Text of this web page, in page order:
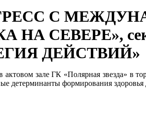
С
НА СЕВЕРЕ»,
ДЕЙСТВИЙ»
актовом зале ГК «Полярная звезда» в
детерминанты формирования здоровья